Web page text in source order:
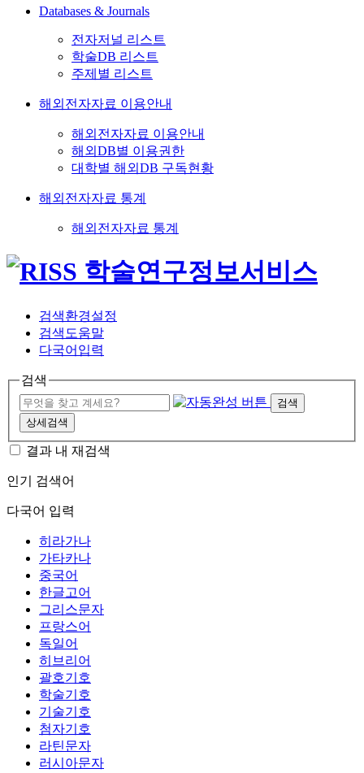
Databases & Journals
전자저널 리스트
학술DB 리스트
주제별 리스트
해외전자자료 이용안내
해외전자자료 이용안내
해외DB별 이용권한
대학별 해외DB 구독현황
해외전자자료 통계
해외전자자료 통계
검색환경설정
검색도움말
다국어입력
검색
검색
상세검색
결과 내 재검색
인기 검색어
다국어 입력
히라가나
가타카나
중국어
한글고어
그리스문자
프랑스어
독일어
히브리어
괄호기호
학술기호
기술기호
첨자기호
라틴문자
러시아문자